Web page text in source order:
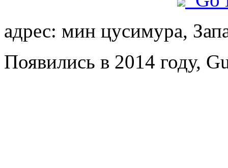
адрес: мин цусимура,
Появились в 2014 году,